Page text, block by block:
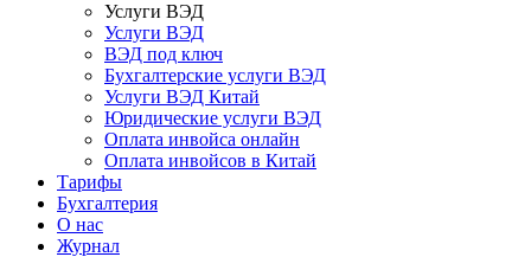
Услуги ВЭД
Услуги ВЭД
ВЭД под ключ
Бухгалтерские услуги ВЭД
Услуги ВЭД Китай
Юридические услуги ВЭД
Оплата инвойса онлайн
Оплата инвойсов в Китай
Тарифы
Бухгалтерия
О нас
Журнал